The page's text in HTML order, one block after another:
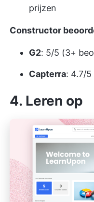
prijzen
Constructor
G2: 5/5 (3+
Capterra: 4.7/
4. Leren op